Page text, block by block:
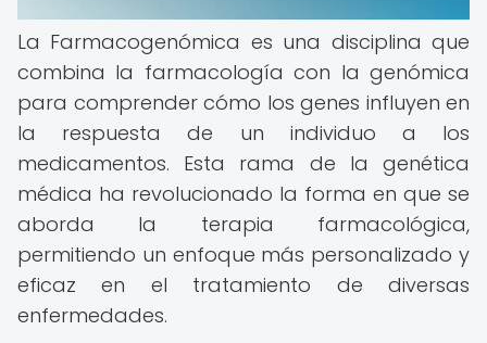
La Farmacogenómica es una disciplina que
combina la farmacología con la genómica
para comprender cómo los genes influyen en
la respuesta de un individuo a los
medicamentos. Esta rama de la genética
médica ha revolucionado la forma en que se
aborda la terapia farmacológica,
permitiendo un enfoque más personalizado y
eficaz en el tratamiento de diversas
enfermedades.